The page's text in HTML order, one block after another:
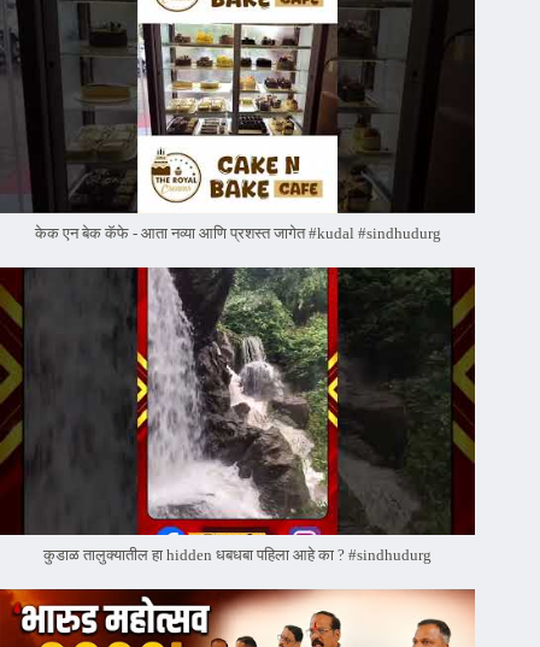
केक एन बेक कॅफे - आता नव्या आणि प्रशस्त जागेत #kudal #sindhudurg
कुडाळ तालुक्यातील हा hidden धबधबा पहिला आहे का ? #sindhudurg